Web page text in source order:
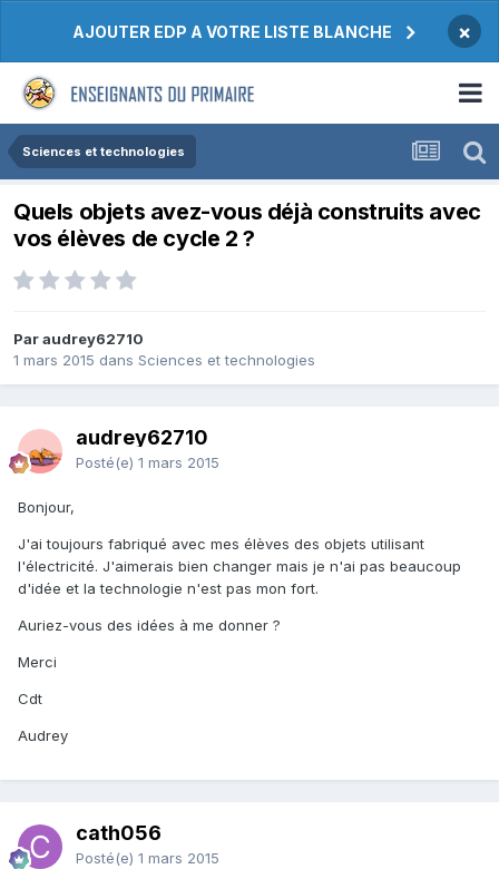
AJOUTER EDP A VOTRE LISTE BLANCHE ×
Sciences et technologies
Quels objets avez-vous déjà construits avec
vos élèves de cycle 2 ?
Par audrey62710
1 mars 2015 dans Sciences et technologies
audrey62710
Posté(e) 1 mars 2015
Bonjour,
J'ai toujours fabriqué avec mes élèves des objets utilisant
l'électricité. J'aimerais bien changer mais je n'ai pas beaucoup
d'idée et la technologie n'est pas mon fort.
Auriez-vous des idées à me donner ?
Merci
Cdt
Audrey
cath056
Posté(e) 1 mars 2015